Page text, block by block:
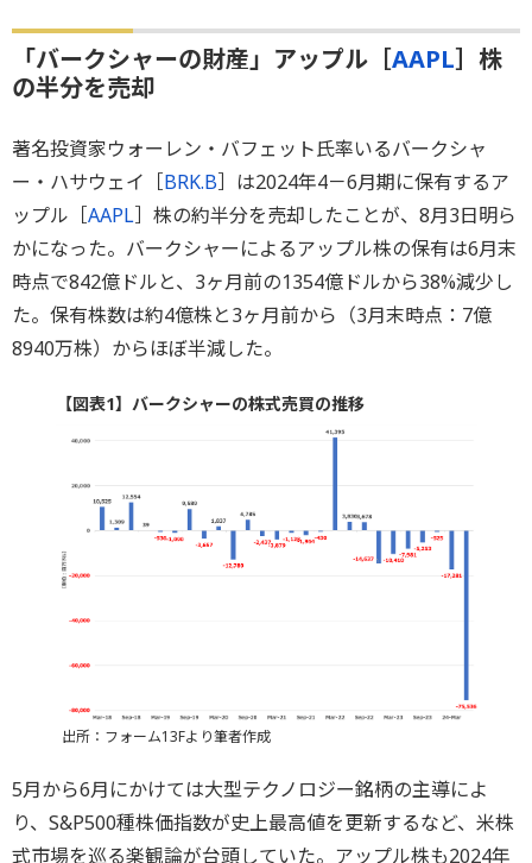
「バークシャーの財産」アップル［AAPL］株
の半分を売却
著名投資家ウォーレン・バフェット氏率いるバークシャ
ー・ハサウェイ［BRK.B］は2024年4－6月期に保有するア
ップル［AAPL］株の約半分を売却したことが、8月3日明ら
かになった。バークシャーによるアップル株の保有は6月末
時点で842億ドルと、3ヶ月前の1354億ドルから38%減少し
た。保有株数は約4億株と3ヶ月前から（3月末時点：7億
8940万株）からほぼ半減した。
【図表1】バークシャーの株式売買の推移
出所：フォーム13Fより筆者作成
5月から6月にかけては大型テクノロジー銘柄の主導によ
り、S&P500種株価指数が史上最高値を更新するなど、米株
式市場を巡る楽観論が台頭していた。アップル株も2024年